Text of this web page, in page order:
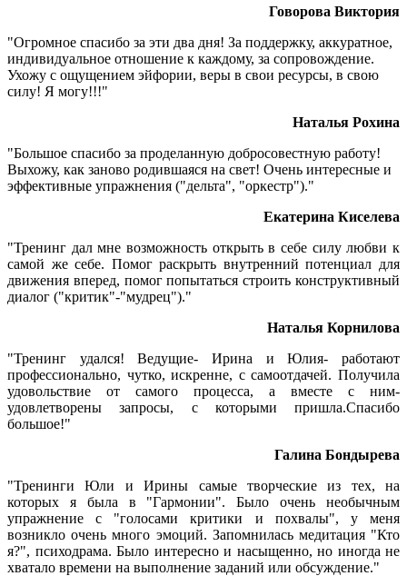
Говорова Виктория
"Огромное спасибо за эти два дня! За поддержку, аккуратное,
индивидуальное отношение к каждому, за сопровождение.
Ухожу с ощущением эйфории, веры в свои ресурсы, в свою
силу! Я могу!!!"
Наталья Рохина
"Большое спасибо за проделанную добросовестную работу!
Выхожу, как заново родившаяся на свет! Очень интересные и
эффективные упражнения ("дельта", "оркестр")."
Екатерина Киселева
"Тренинг дал мне возможность открыть в себе силу любви к
самой же себе. Помог раскрыть внутренний потенциал для
движения вперед, помог попытаться строить конструктивный
диалог ("критик"-"мудрец")."
Наталья Корнилова
"Тренинг удался! Ведущие- Ирина и Юлия- работают
профессионально, чутко, искренне, с самоотдачей. Получила
удовольствие от самого процесса, а вместе с ним-
удовлетворены запросы, с которыми пришла.Спасибо
большое!"
Галина Бондырева
"Тренинги Юли и Ирины самые творческие из тех, на
которых я была в "Гармонии". Было очень необычным
упражнение с "голосами критики и похвалы", у меня
возникло очень много эмоций. Запомнилась медитация "Кто
я?", психодрама. Было интересно и насыщенно, но иногда не
хватало времени на выполнение заданий или обсуждение."